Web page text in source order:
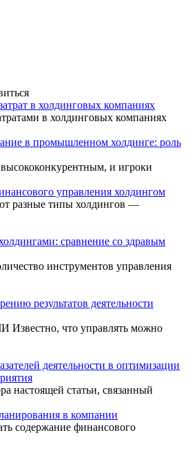
в холдинговых компаниях
в холдинговых компаниях
в промышленном холдинге: роль
и игроки
управления холдингом
разные типы холдингов —
сравнение со здравым
инструментов управления
результатов деятельности
что управлять можно
деятельности в оптимизации
настоящей статьи, связанный
в компании
содержание финансового